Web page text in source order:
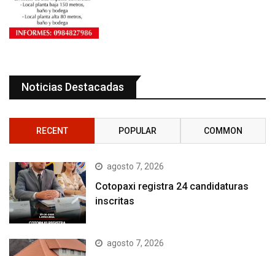
Noticias Destacadas
RECENT POPULAR COMMON
agosto 7, 2026
Cotopaxi registra 24 candidaturas
inscritas
agosto 7, 2026